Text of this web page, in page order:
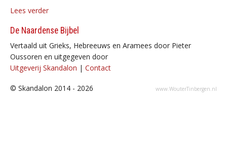
Lees verder
De Naardense Bijbel
Vertaald uit Grieks, Hebreeuws en Aramees door Pieter
Oussoren en uitgegeven door
Uitgeverij Skandalon | Contact
www.WouterTinbergen.nl
© Skandalon 2014 - 2026